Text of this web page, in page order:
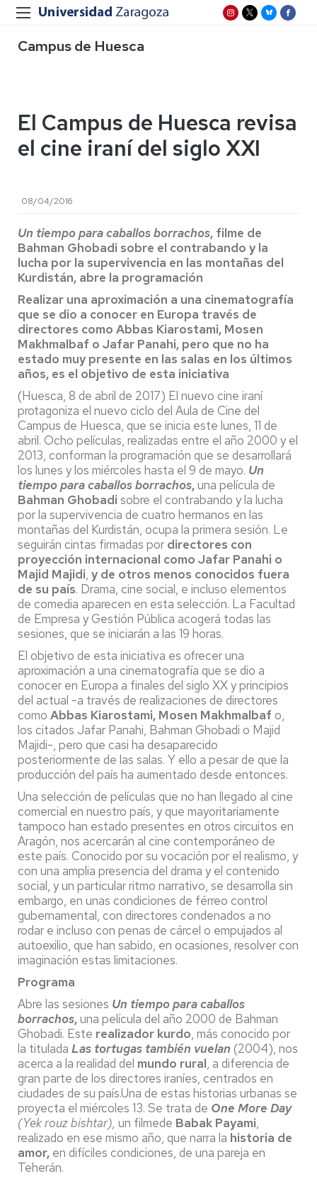
Campus de Huesca
El Campus de Huesca revisa
el cine iraní del siglo XXI
08/04/2016
Un tiempo para caballos borrachos, filme de
Bahman Ghobadi sobre el contrabando y la
lucha por la supervivencia en las montañas del
Kurdistán, abre la programación
Realizar una aproximación a una cinematografía
que se dio a conocer en Europa través de
directores como Abbas Kiarostami, Mosen
Makhmalbaf o Jafar Panahi, pero que no ha
estado muy presente en las salas en los últimos
años, es el objetivo de esta iniciativa
(Huesca, 8 de abril de 2017) El nuevo cine iraní
protagoniza el nuevo ciclo del Aula de Cine del
Campus de Huesca, que se inicia este lunes, 11 de
abril. Ocho películas, realizadas entre el año 2000 y el
2013, conforman la programación que se desarrollará
los lunes y los miércoles hasta el 9 de mayo. Un
tiempo para caballos borrachos,una película de
Bahman Ghobadi sobre el contrabando y la lucha
por la supervivencia de cuatro hermanos en las
montañas del Kurdistán, ocupa la primera sesión. Le
seguirán cintas firmadas por directores con
proyección internacional como Jafar Panahi o
Majid Majidi, y de otros menos conocidos fuera
de su país. Drama, cine social, e incluso elementos
de comedia aparecen en esta selección. La Facultad
de Empresa y Gestión Pública acogerá todas las
sesiones, que se iniciarán a las 19 horas.
El objetivo de esta iniciativa es ofrecer una
aproximación a una cinematografía que se dio a
conocer en Europa a finales del siglo XX y principios
del actual ­­-a través de realizaciones de directores
como Abbas Kiarostami, Mosen Makhmalbaf o,
los citados Jafar Panahi, Bahman Ghobadi o Majid
Majidi-, pero que casi ha desaparecido
posteriormente de las salas. Y ello a pesar de que la
producción del país ha aumentado desde entonces.
Una selección de películas que no han llegado al cine
comercial en nuestro país, y que mayoritariamente
tampoco han estado presentes en otros circuitos en
Aragón, nos acercarán al cine contemporáneo de
este país. Conocido por su vocación por el realismo, y
con una amplia presencia del drama y el contenido
social, y un particular ritmo narrativo, se desarrolla sin
embargo, en unas condiciones de férreo control
gubernamental, con directores condenados a no
rodar e incluso con penas de cárcel o empujados al
autoexilio, que han sabido, en ocasiones, resolver con
imaginación estas limitaciones.
Programa
Abre las sesiones Un tiempo para caballos
borrachos,una película del año 2000 de Bahman
Ghobadi. Este realizador kurdo, más conocido por
la titulada Las tortugas también vuelan (2004), nos
acerca a la realidad del mundo rural, a diferencia de
gran parte de los directores iraníes, centrados en
ciudades de su país.Una de estas historias urbanas se
proyecta el miércoles 13. Se trata de One More Day
(Yek rouz bishtar), un filmede Babak Payami,
realizado en ese mismo año, que narra la historia de
amor, en difíciles condiciones, de una pareja en
Teherán.